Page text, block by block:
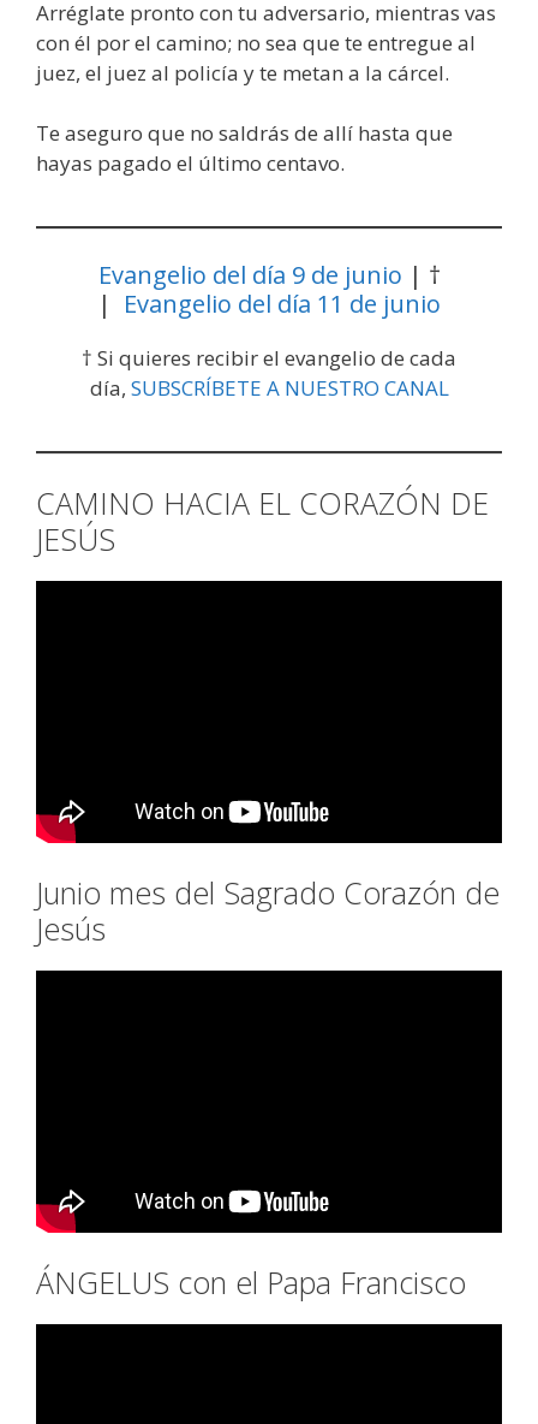
Arréglate pronto con tu adversario, mientras vas
con él por el camino; no sea que te entregue al
juez, el juez al policía y te metan a la cárcel.
Te aseguro que no saldrás de allí hasta que
hayas pagado el último centavo.
Evangelio del día 9 de junio | †
| Evangelio del día 11 de junio
† Si quieres recibir el evangelio de cada
día, SUBSCRÍBETE A NUESTRO CANAL
CAMINO HACIA EL CORAZÓN DE
JESÚS
Junio mes del Sagrado Corazón de
Jesús
ÁNGELUS con el Papa Francisco